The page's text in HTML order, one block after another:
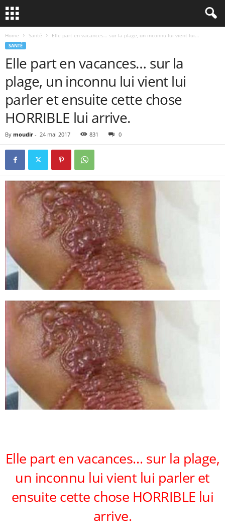
Home Santé Elle part en vacances… sur la plage, un inconnu lui vient lui...
SANTÉ
Elle part en vacances… sur la
plage, un inconnu lui vient lui
parler et ensuite cette chose
HORRIBLE lui arrive.
By moudir - 24 mai 2017 831 0
Elle part en vacances… sur la plage,
un inconnu lui vient lui parler et
ensuite cette chose HORRIBLE lui
arrive.